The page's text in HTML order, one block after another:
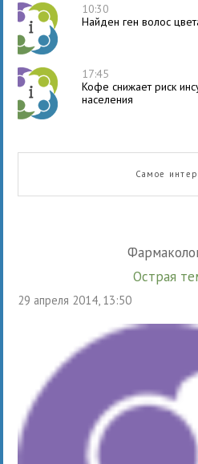
10:30
Найден ген волос
17:45
Кофе снижает риск
населения
Самое
Острая
29 апреля 2014, 13:50